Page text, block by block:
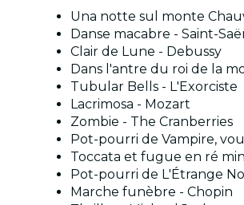
Una notte sul monte
Danse macabre - Saint-
Clair de Lune - Debussy
Dans l'antre du roi de la
Tubular Bells - L'Exorciste
Lacrimosa - Mozart
Zombie - The Cranberries
Pot-pourri de Vampire,
Toccata et fugue en ré
Pot-pourri de L'Étrange
Marche funèbre - Chopin